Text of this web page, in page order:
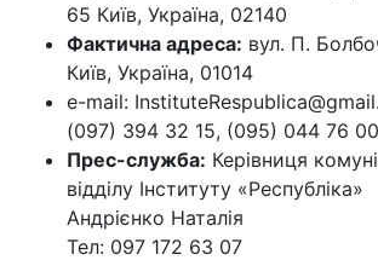
65 Київ, Україна, 02140
Фактична адреса: вул. П.
Київ, Україна, 01014
e-mail:
(097) 394 32 15, (095) 044 76 00
Прес-служба: Керівниця
відділу Інституту «Республіка»
Андрієнко Наталія
Тел: 097 172 63 07